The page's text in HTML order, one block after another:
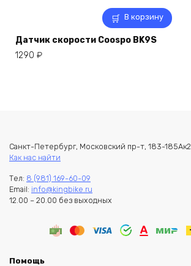
В корзину
Датчик скорости Coospo BK9S
1290 ₽
Санкт-Петербург, Московский пр-т, 183-185Ак2
Как нас найти
Тел: 8 (981) 169-60-09
Email: info@kingbike.ru
12.00 – 20.00 без выходных
Помощь